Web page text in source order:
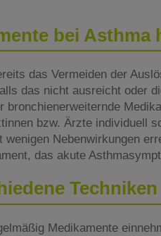
bei Asthma
das Vermeiden der
das nicht ausreicht oder
bronchienerweiternde
bzw. Ärzte individuell
Nebenwirkungen
das akute
Techniken
Medikamente